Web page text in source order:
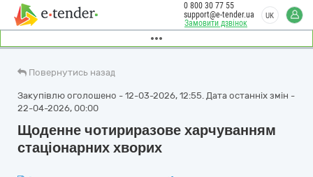
Замовити дзвінок
0 800 30 77 55
support@e-tender.ua
UK
Повернутись назад
Закупівлю оголошено - 12-03-2026, 12:55. Дата останніх змін -
22-04-2026, 00:00
Щоденне чотириразове харчуванням
стаціонарних хворих